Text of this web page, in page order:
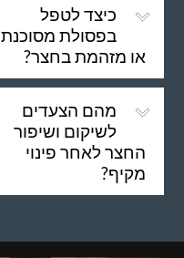
כיצד לטפל
בפסולת מסוכנת
או מזהמת בחצר?
מהם הצעדים
לשיקום ושיפור
החצר לאחר פינוי
מקיף?